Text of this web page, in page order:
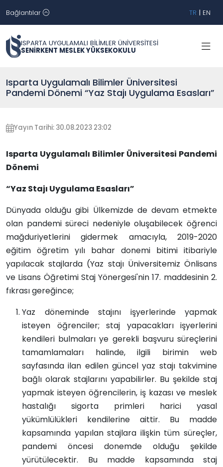
Bağlantılar TR | EN
ISPARTA UYGULAMALI BİLİMLER ÜNİVERSİTESİ
SENİRKENT MESLEK YÜKSEKOKULU
Isparta Uygulamalı Bilimler Üniversitesi
Pandemi Dönemi “Yaz Stajı Uygulama Esasları”
Yayın Tarihi: 30.08.2023 23:02
Isparta Uygulamalı Bilimler Üniversitesi Pandemi
Dönemi
“Yaz Stajı Uygulama Esasları”
Dünyada olduğu gibi Ülkemizde de devam etmekte
olan pandemi süreci nedeniyle oluşabilecek öğrenci
mağduriyetlerini gidermek amacıyla, 2019-2020
eğitim öğretim yılı bahar donemi bitimi itibariyle
yapılacak stajlarda (Yaz stajı Üniversitemiz Önlisans
ve Lisans Öğretimi Staj Yönergesi'nin 17. maddesinin 2.
fıkrası gereğince;
Yaz döneminde stajını işyerlerinde yapmak
isteyen öğrenciler; staj yapacakları işyerlerini
kendileri bulmaları ye gerekli başvuru süreçlerini
tamamlamaları halinde, ilgili birimin web
sayfasında ilan edilen güncel yaz stajı takvimine
bağlı olarak stajlarını yapabilirler. Bu şekilde staj
yapmak isteyen öğrencilerin, iş kazası ve meslek
hastalığı sigorta primleri harici yasal
yükümlülükleri kendilerine aittir. Bu madde
kapsamında yapılan stajlara ilişkin tüm süreçler,
pandemi öncesi donemde olduğu şekilde
yürütülecektir. Bu madde kapsamında staj